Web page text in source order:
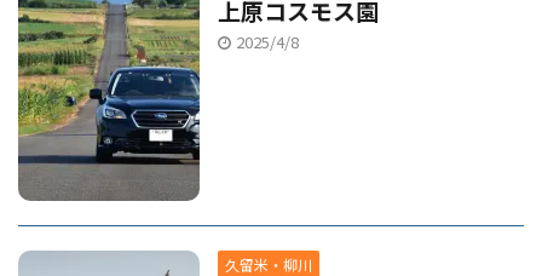
上原コスモス園
2025/4/8
久留米・柳川